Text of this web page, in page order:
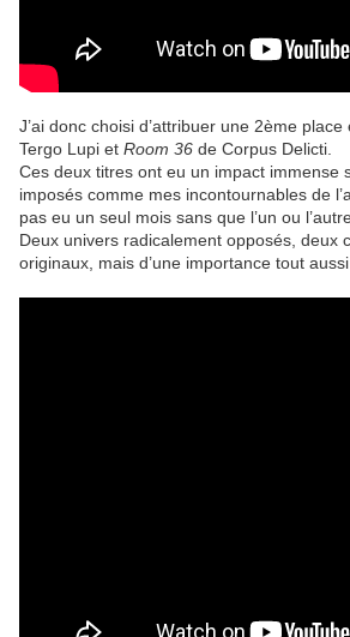
J’ai donc choisi d’attribuer une 2ème place
Tergo Lupi et Room 36 de Corpus Delicti.
Ces deux titres ont eu un impact immense
imposés comme mes incontournables de
pas eu un seul mois sans que l’un ou
Deux univers radicalement opposés, deux
originaux, mais d’une importance tout